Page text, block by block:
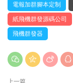
電報加群腳本定制
紙飛機群發源碼公司
飛機群發器
上一篇